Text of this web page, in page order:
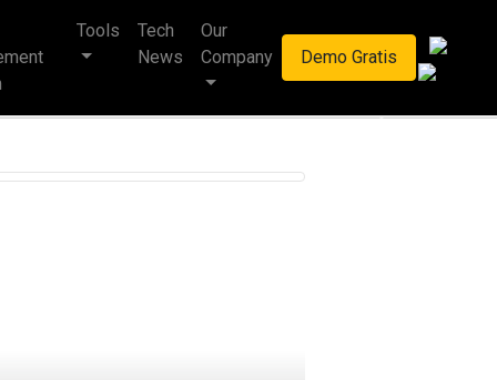
Tools
Tech
News
Our
Company
Demo Gratis
multinasional.
Next